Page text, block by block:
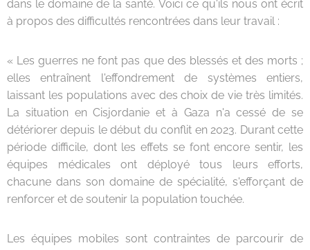
dans le domaine de la santé. Voici ce qu'ils nous ont écrit
à propos des difficultés rencontrées dans leur travail :
« Les guerres ne font pas que des blessés et des morts ;
elles entraînent l'effondrement de systèmes entiers,
laissant les populations avec des choix de vie très limités.
La situation en Cisjordanie et à Gaza n'a cessé de se
détériorer depuis le début du conflit en 2023. Durant cette
période difficile, dont les effets se font encore sentir, les
équipes médicales ont déployé tous leurs efforts,
chacune dans son domaine de spécialité, s'efforçant de
renforcer et de soutenir la population touchée.
Les équipes mobiles sont contraintes de parcourir de